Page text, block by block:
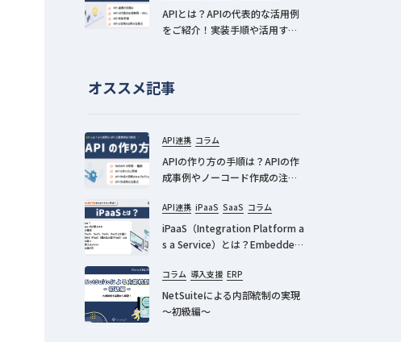
APIとは？APIの代表的な活用例
をご紹介！実装手順や活用する
オススメ記事
API連携 コラム
APIの作り方の手順は？APIの作
成事例やノーコード作成の注意
API連携 iPaaS SaaS コラム
iPaaS（Integration Platform a
s a Service）とは？Embedded
｜SaaS連携の専門家が分かりや
すく解説！
コラム 導入支援 ERP
NetSuiteによる内部統制の実現
～初級編～